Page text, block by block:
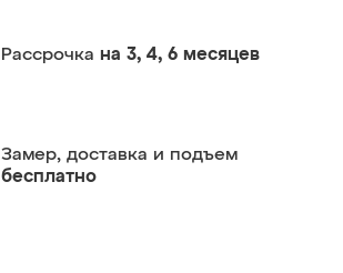
Рассрочка на 3, 4, 6 месяцев
Замер, доставка и подъем
бесплатно